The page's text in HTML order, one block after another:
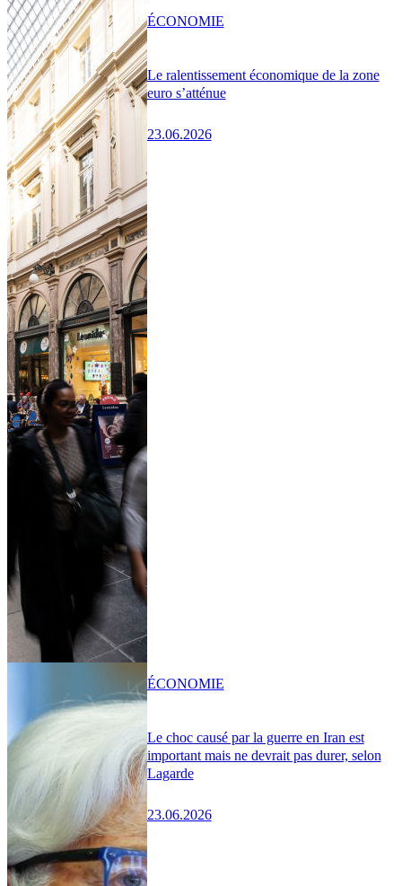
Le ralentissement économique de la zone
euro s’atténue
23.06.2026
ÉCONOMIE
Le choc causé par la guerre en Iran est
important mais ne devrait pas durer, selon
Lagarde
23.06.2026
ÉCONOMIE